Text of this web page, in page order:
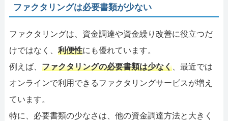
ファクタリングは必要書類が少ない
ファクタリングは、資金調達や資金繰り改善に役立つだ
けではなく、 利便性にも優れています。
例えば、 ファクタリングの必要書類は少なく、最近では
オンラインで利用できるファクタリングサービスが増え
ています。
特に、必要書類の少なさは、他の資金調達方法と大きく